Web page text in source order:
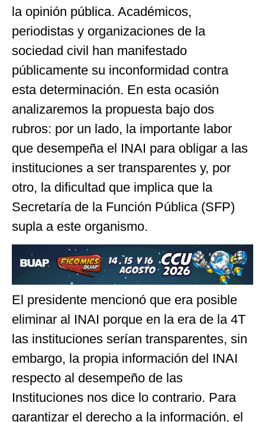
la opinión pública. Académicos,
periodistas y organizaciones de la
sociedad civil han manifestado
públicamente su inconformidad contra
esta determinación. En esta ocasión
analizaremos la propuesta bajo dos
rubros: por un lado, la importante labor
que desempeña el INAI para obligar a las
instituciones a ser transparentes y, por
otro, la dificultad que implica que la
Secretaría de la Función Pública (SFP)
supla a este organismo.
El presidente mencionó que era posible
eliminar al INAI porque en la era de la 4T
las instituciones serían transparentes, sin
embargo, la propia información del INAI
respecto al desempeño de las
Instituciones nos dice lo contrario. Para
garantizar el derecho a la información, el